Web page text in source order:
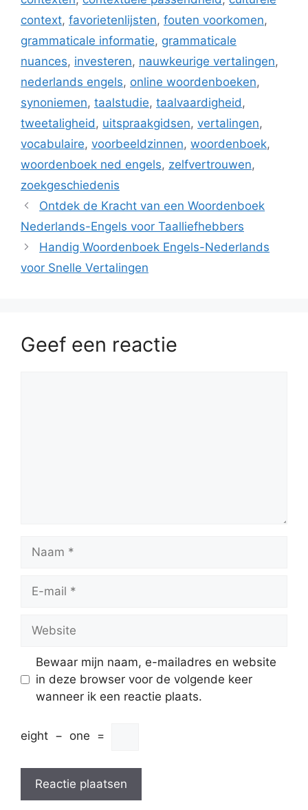
context, favorietenlijsten, fouten voorkomen,
grammaticale informatie, grammaticale
nuances, investeren, nauwkeurige vertalingen,
nederlands engels, online woordenboeken,
synoniemen, taalstudie, taalvaardigheid,
tweetaligheid, uitspraakgidsen, vertalingen,
vocabulaire, voorbeeldzinnen, woordenboek,
woordenboek ned engels, zelfvertrouwen,
zoekgeschiedenis
Ontdek de Kracht van een Woordenboek
Nederlands-Engels voor Taalliefhebbers
Handig Woordenboek Engels-Nederlands
voor Snelle Vertalingen
Geef een reactie
Naam
Website
Bewaar mijn naam, e-mailadres en website
in deze browser voor de volgende keer
wanneer ik een reactie plaats.
eight − one =